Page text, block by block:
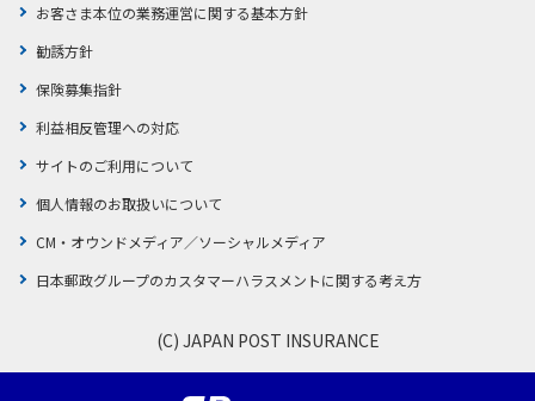
お客さま本位の業務運営に関する基本方針
勧誘方針
保険募集指針
利益相反管理への対応
サイトのご利用について
個人情報のお取扱いについて
CM・オウンドメディア／ソーシャルメディア
日本郵政グループのカスタマーハラスメントに関する考え方
(C) JAPAN POST INSURANCE